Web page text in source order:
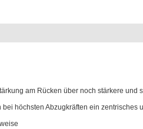
am Rücken über noch stärkere und
höchsten Abzugkräften ein zentrisches